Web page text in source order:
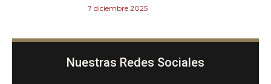
7 diciembre 2025
Nuestras Redes Sociales